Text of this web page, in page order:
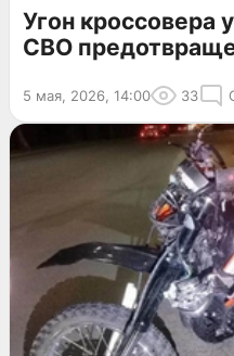
Угон кроссовера
СВО
5 мая, 2026, 14:00 33